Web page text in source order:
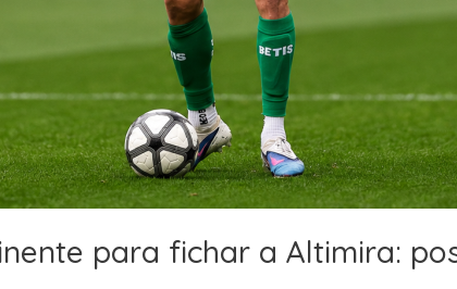
para fichar a Altimira: